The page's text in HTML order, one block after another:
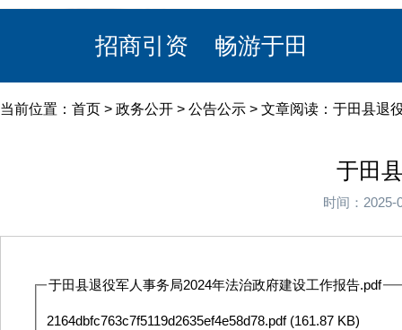
招商引资 畅游于田
当前位置： 首页 > 政务公开 > 公告公示 > 文章阅读：于田县退
于田
时间：
于田县退役军人事务局2024年法治政府建设工作报告.pdf
2164dbfc763c7f5119d2635ef4e58d78.pdf(161.87 KB)